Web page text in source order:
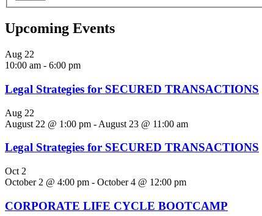
Upcoming Events
Aug 22
10:00 am - 6:00 pm
Legal Strategies for SECURED TRANSACTIONS
Aug 22
August 22 @ 1:00 pm - August 23 @ 11:00 am
Legal Strategies for SECURED TRANSACTIONS
Oct 2
October 2 @ 4:00 pm - October 4 @ 12:00 pm
CORPORATE LIFE CYCLE BOOTCAMP